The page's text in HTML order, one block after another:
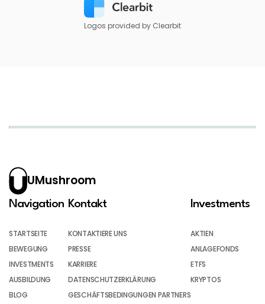
Logos provided by Clearbit
UMushroom
Navigation
STARTSEITE
BEWEGUNG
INVESTMENTS
AUSBILDUNG
BLOG
Kontakt
KONTAKTIERE UNS
PRESSE
KARRIERE
DATENSCHUTZERKLÄRUNG
GESCHÄFTSBEDINGUNGEN PARTNERS
Investments
AKTIEN
ANLAGEFONDS
ETFS
KRYPTOS